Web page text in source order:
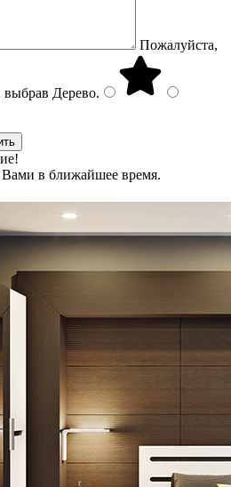
Пожалуйста,
выбрав Дерево.
в ближайшее время.